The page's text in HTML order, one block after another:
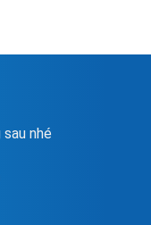
nhé